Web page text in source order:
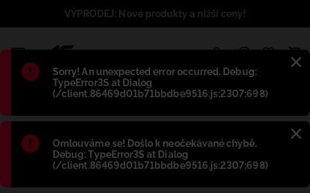
Błąd:
Sorry! An unexpected error occurred. Debug:
TypeError3S at Dialog
(/client.86469d01b71bbdbe9516.js:2307:698)
Błąd:
Omlouváme se! Došlo k neočekávané chybě.
Debug: TypeError3S at Dialog
(/client.86469d01b71bbdbe9516.js:2307:698)
VÝPRODEJ: Nové produkty a nižší ceny!